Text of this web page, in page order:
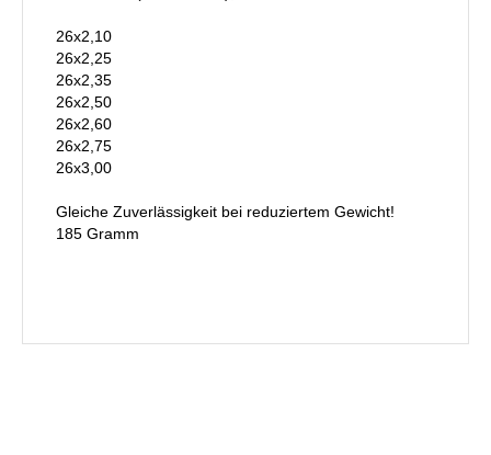
26x2,10
26x2,25
26x2,35
26x2,50
26x2,60
26x2,75
26x3,00
Gleiche Zuverlässigkeit bei reduziertem Gewicht!
185 Gramm